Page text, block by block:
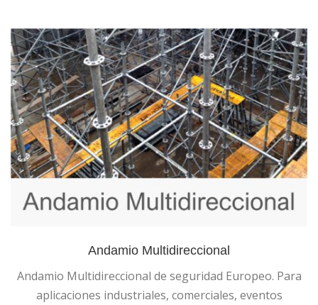
Andamio Multidireccional
Andamio Multidireccional de seguridad Europeo. Para
aplicaciones industriales, comerciales, eventos